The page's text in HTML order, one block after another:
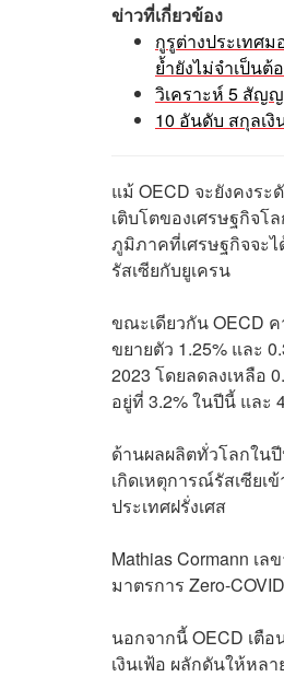
ข่าวที่เกี่ยวข้อง
กูรูต่างประเทศม
ย้ำยังไม่จำเป็นต้
วิเคราะห์ 5 สัญ
10 อันดับ สกุลเ
แม้ OECD จะยังคงร
เติบโตของเศรษฐกิจ
ภูมิภาคที่เศรษฐกิจจะ
รัสเซียกับยูเครน
ขณะเดียวกัน OECD
ขยายตัว 1.25% และ
2023 โดยลดลงเหลือ
อยู่ที่ 3.2% ในปีนี้ และ
ด้านผลผลิตทั่วโลกใน
เกิดเหตุการณ์รัสเซียเ
ประเทศฝรั่งเศส
Mathias Cormann เ
มาตรการ Zero-
นอกจากนี้ OECD เตื
เงินเฟ้อ ผลักดันให้หล